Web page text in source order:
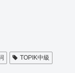
TOPIK中級